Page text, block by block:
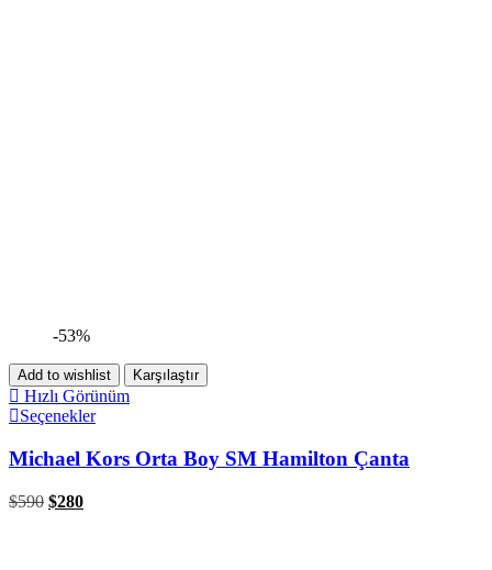
-53%
Add to wishlist Karşılaştır
Hızlı Görünüm
Seçenekler
Michael Kors Orta Boy SM Hamilton Çanta
$590 $280